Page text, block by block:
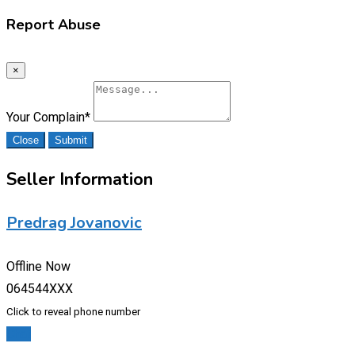
Report Abuse
×
Your Complain*
Close Submit
Seller Information
Predrag Jovanovic
Offline Now
064544XXX
Click to reveal phone number